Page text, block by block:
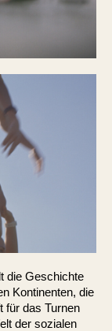
die Geschichte
Kontinenten, die
für das Turnen
der sozialen